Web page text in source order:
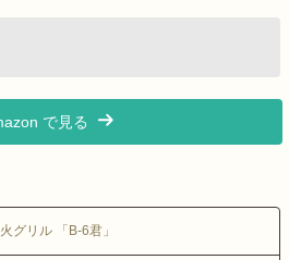
で見る
グリル 「B-6君」